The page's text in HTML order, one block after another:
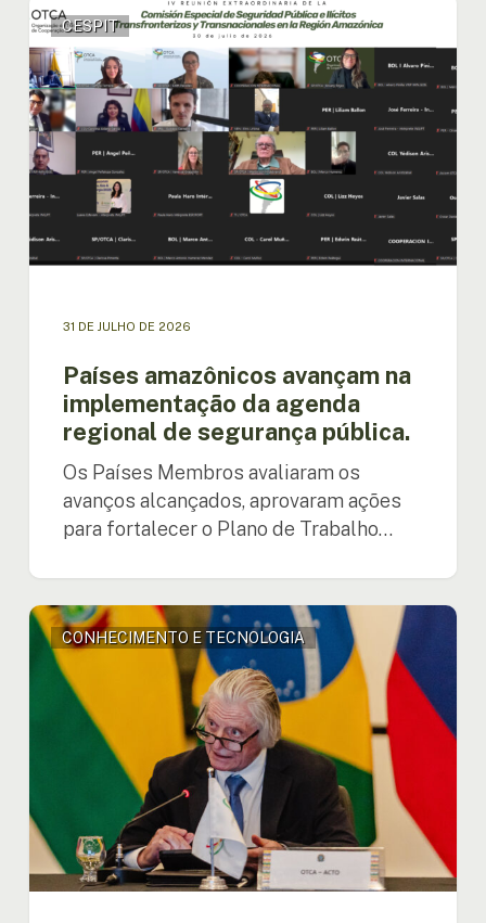
Países
amazônicos
avançam
na
implementação
da
agenda
regional
de
segurança
pública.
CESPIT
31 DE JULHO DE 2026
Países amazônicos avançam na
implementação da agenda
regional de segurança pública.
Os Países Membros avaliaram os
avanços alcançados, aprovaram ações
para fortalecer o Plano de Trabalho…
“Sem
ciência
não
estratégia,
escala
sem
CONHECIMENTO E TECNOLOGIA